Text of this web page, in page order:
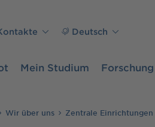
Mein Studium
Deutsch
Wir über uns Zentrale Einrichtungen